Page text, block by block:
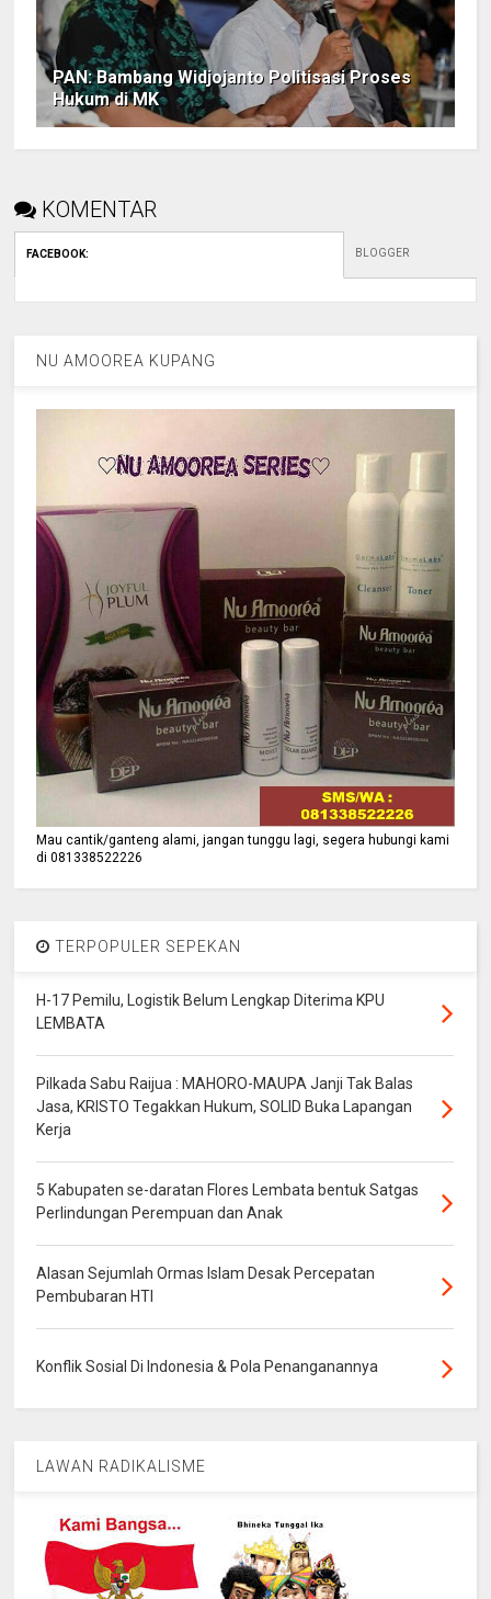
PAN: Bambang Widjojanto Politisasi Proses
Hukum di MK
KOMENTAR
FACEBOOK: BLOGGER
NU AMOOREA KUPANG
Mau cantik/ganteng alami, jangan tunggu lagi, segera hubungi kami
di 081338522226
TERPOPULER SEPEKAN
H-17 Pemilu, Logistik Belum Lengkap Diterima KPU
LEMBATA
Pilkada Sabu Raijua : MAHORO-MAUPA Janji Tak Balas
Jasa, KRISTO Tegakkan Hukum, SOLID Buka Lapangan
Kerja
5 Kabupaten se-daratan Flores Lembata bentuk Satgas
Perlindungan Perempuan dan Anak
Alasan Sejumlah Ormas Islam Desak Percepatan
Pembubaran HTI
Konflik Sosial Di Indonesia & Pola Penanganannya
LAWAN RADIKALISME